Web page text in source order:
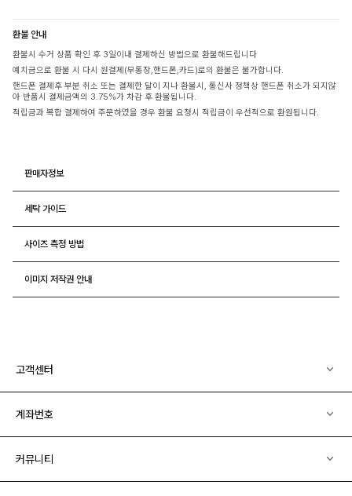
환불 안내
환불시 수거 상품 확인 후 3일이내 결제하신 방법으로 환불해드립니다
예치금으로 환불 시 다시 원결제(무통장,핸드폰,카드)로의 환불은 불가합니다.
핸드폰 결제후 부분 취소 또는 결제한 달이 지나 환불시, 통신사 정책상 핸드폰 취소가 되지않
아 반품시 결제금액의 3.75%가 차감 후 환불됩니다.
적립금과 복합 결제하여 주문하였을 경우 환불 요청시 적립금이 우선적으로 환원됩니다.
판매자정보
세탁 가이드
사이즈 측정 방법
이미지 저작권 안내
고객센터
계좌번호
커뮤니티